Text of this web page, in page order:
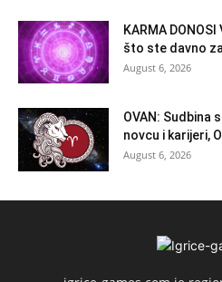
KARMA
što ste davno
August 6, 2026
OVAN: Sudbina
novcu i karijeri,
August 6, 2026